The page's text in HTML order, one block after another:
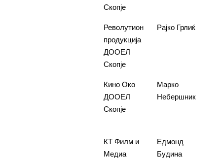
Скопје
Револутион
продукција
ДООЕЛ
Скопје
Рајко Грлиќ
Кино Око
ДООЕЛ
Скопје
Марко
Небершник
КТ Филм и
Медиа
Едмонд
Будина